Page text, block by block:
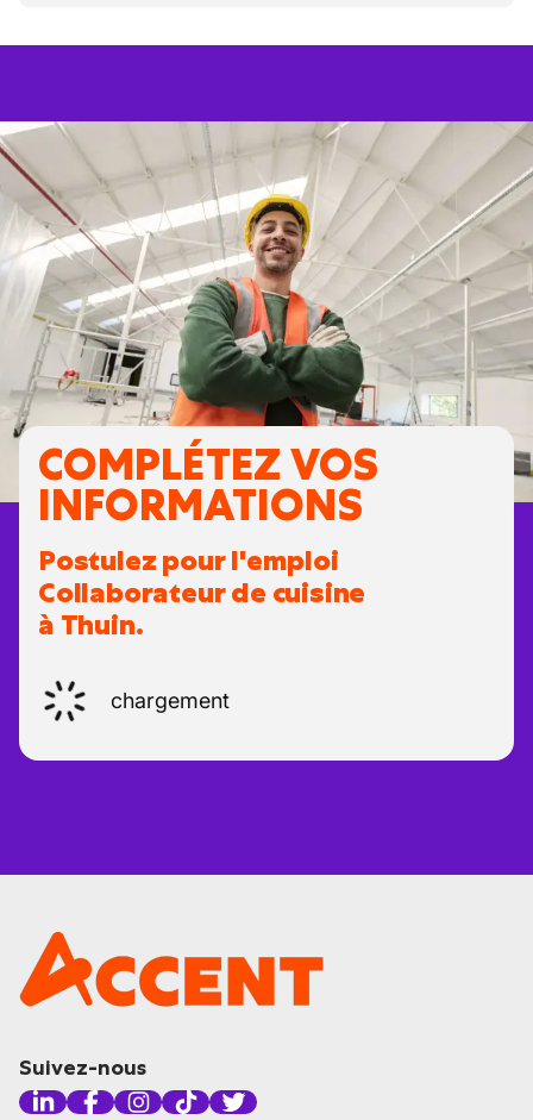
COMPLÉTEZ VOS
INFORMATIONS
Postulez pour l'emploi
Collaborateur de cuisine
à Thuin.
chargement
Suivez-nous